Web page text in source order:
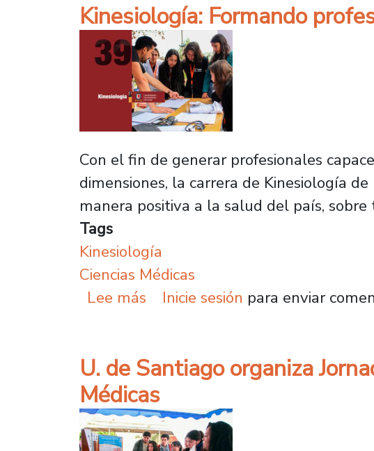
Kinesiología: Formando
Con el fin de generar profesionales
dimensiones, la carrera de Kinesiología
manera positiva a la salud del país,
Tags
Kinesiología
Ciencias Médicas
Lee más sobre Kinesiología: Formando
Inicie sesión para enviar
U. de Santiago organiza
Médicas